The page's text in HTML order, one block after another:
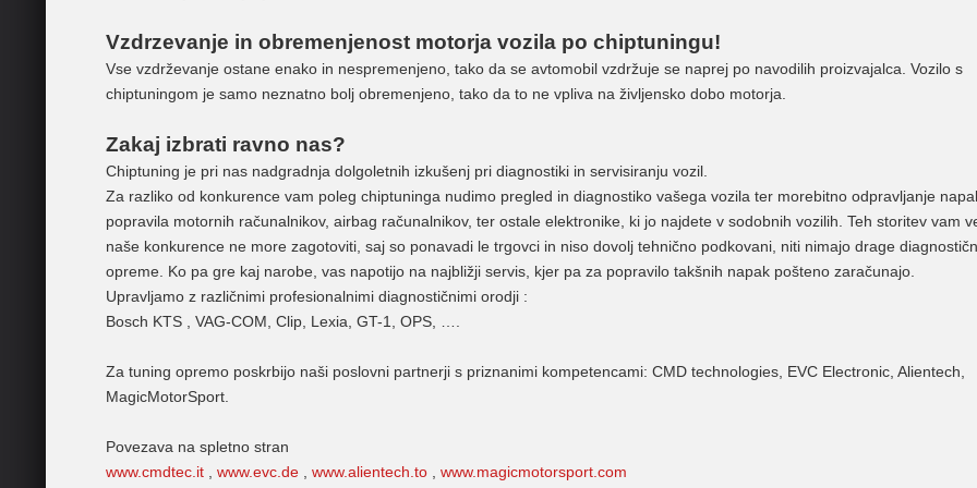
Vzdrzevanje in obremenjenost motorja vozila po chiptuningu!
Vse vzdrževanje ostane enako in nespremenjeno, tako da se avtomobil vzdržuje se naprej po navodilih proizvajalca. Vozilo s
chiptuningom je samo neznatno bolj obremenjeno, tako da to ne vpliva na življensko dobo motorja.
Zakaj izbrati ravno nas?
Chiptuning je pri nas nadgradnja dolgoletnih izkušenj pri diagnostiki in servisiranju vozil.
Za razliko od konkurence vam poleg chiptuninga nudimo pregled in diagnostiko vašega vozila ter morebitno odpravljanje
popravila motornih računalnikov, airbag računalnikov, ter ostale elektronike, ki jo najdete v sodobnih vozilih. Teh storitev vam
naše konkurence ne more zagotoviti, saj so ponavadi le trgovci in niso dovolj tehnično podkovani, niti nimajo drage
opreme. Ko pa gre kaj narobe, vas napotijo na najbližji servis, kjer pa za popravilo takšnih napak pošteno zaračunajo.
Upravljamo z različnimi profesionalnimi diagnostičnimi orodji :
Bosch KTS , VAG-COM, Clip, Lexia, GT-1, OPS, ….
Za tuning opremo poskrbijo naši poslovni partnerji s priznanimi kompetencami: CMD technologies, EVC Electronic, Alientech,
MagicMotorSport.
Povezava na spletno stran
www.cmdtec.it
www.evc.de www.alientech.to www.magicmotorsport.com